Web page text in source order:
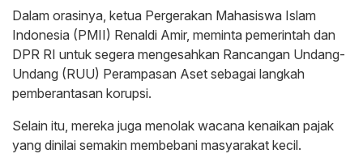
Dalam orasinya, ketua Pergerakan Mahasiswa Islam
Indonesia (PMII) Renaldi Amir, meminta pemerintah dan
DPR RI untuk segera mengesahkan Rancangan Undang-
Undang (RUU) Perampasan Aset sebagai langkah
pemberantasan korupsi.
Selain itu, mereka juga menolak wacana kenaikan pajak
yang dinilai semakin membebani masyarakat kecil.